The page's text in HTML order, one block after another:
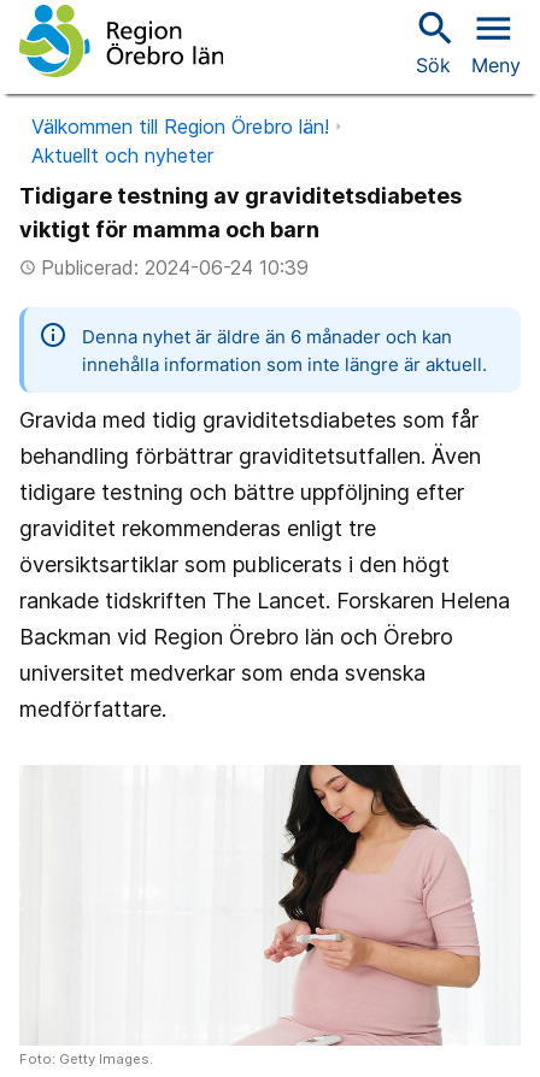
search
Sök
menu
Meny
Välkommen till Region Örebro län!
Aktuellt och nyheter
Tidigare testning av graviditetsdiabetes
viktigt för mamma och barn
access_timePublicerad: 2024-06-24 10:39
information
Denna nyhet är äldre än 6 månader och kan
innehålla information som inte längre är aktuell.
Gravida med tidig graviditetsdiabetes som får
behandling förbättrar graviditetsutfallen. Även
tidigare testning och bättre uppföljning efter
graviditet rekommenderas enligt tre
översiktsartiklar som publicerats i den högt
rankade tidskriften The Lancet. Forskaren Helena
Backman vid Region Örebro län och Örebro
universitet medverkar som enda svenska
medförfattare.
Foto: Getty Images.